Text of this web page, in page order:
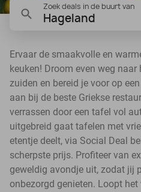
Zoek deals in de buurt van
Hageland
Ervaar de smaakvolle en
keuken! Droom even weg
zuiden en bereid je voor op
aan bij de beste Griekse
verrassen door een tafel vol
uitgebreid gaat tafelen met
etentje deelt, via Social Deal
scherpste prijs. Profiteer van
geweldig avondje uit, zodat jij
onbezorgd genieten. Loopt